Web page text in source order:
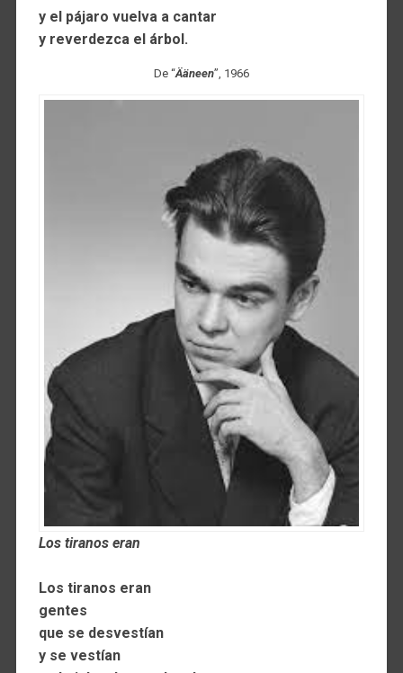
y el pájaro vuelva a cantar
y reverdezca el árbol.
De “Ääneen”, 1966
Los tiranos eran
Los tiranos eran
gentes
que se desvestían
y se vestían